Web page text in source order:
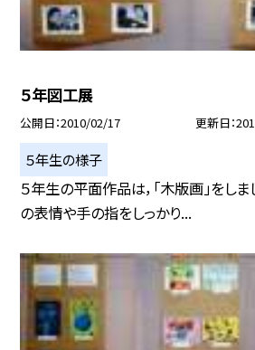
５年図工展
公開日 2010/02/17 更新日
５年生の様子
５年生の平面作品は，「木版画」をし
の表情や手の指をしっかり...